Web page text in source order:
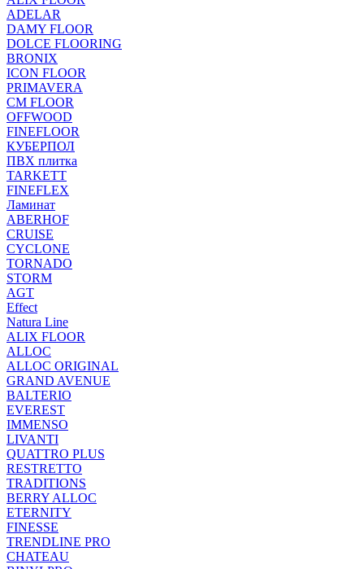
ADELAR
DAMY FLOOR
DOLCE FLOORING
BRONIX
ICON FLOOR
PRIMAVERA
CM FLOOR
OFFWOOD
FINEFLOOR
КУБЕРПОЛ
ПВХ плитка
TARKETT
FINEFLEX
Ламинат
ABERHOF
CRUISE
CYCLONE
TORNADO
STORM
AGT
Effect
Natura Line
ALIX FLOOR
ALLOC
ALLOC ORIGINAL
GRAND AVENUE
BALTERIO
EVEREST
IMMENSO
LIVANTI
QUATTRO PLUS
RESTRETTO
TRADITIONS
BERRY ALLOC
ETERNITY
FINESSE
TRENDLINE PRO
CHATEAU